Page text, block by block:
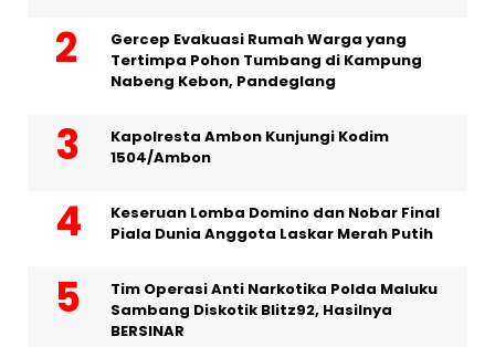
Gercep Evakuasi Rumah Warga yang
Tertimpa Pohon Tumbang di Kampung
Nabeng Kebon, Pandeglang
Kapolresta Ambon Kunjungi Kodim
1504/Ambon
Keseruan Lomba Domino dan Nobar Final
Piala Dunia Anggota Laskar Merah Putih
Tim Operasi Anti Narkotika Polda Maluku
Sambang Diskotik Blitz92, Hasilnya
BERSINAR